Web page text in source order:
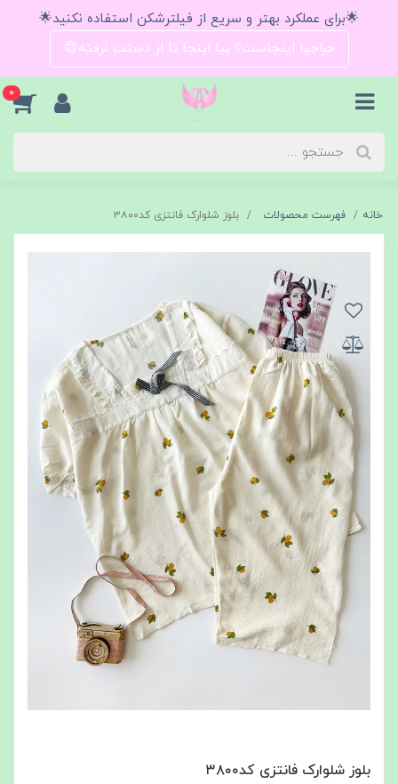
🌟برای عملکرد بهتر و سریع از فیلترشکن استفاده نکنید🌟
حراجیا اینجاست؟ بیا اینجا تا از دستت نرفته😍
0
خانه فهرست محصولات بلوز شلوارک فانتزی کد۳۸۰۰
بلوز شلوارک فانتزی کد۳۸۰۰